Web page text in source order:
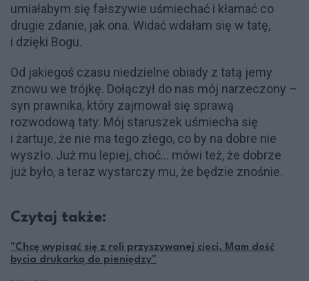
umiałabym się fałszywie uśmiechać i kłamać co
drugie zdanie, jak ona. Widać wdałam się w tatę,
i dzięki Bogu.
Od jakiegoś czasu niedzielne obiady z tatą jemy
znowu we trójkę. Dołączył do nas mój narzeczony –
syn prawnika, który zajmował się sprawą
rozwodową taty. Mój staruszek uśmiecha się
i żartuje, że nie ma tego złego, co by na dobre nie
wyszło. Już mu lepiej, choć… mówi też, że dobrze
już było, a teraz wystarczy mu, że będzie znośnie.
Czytaj także:
"Chcę wypisać się z roli przyszywanej cioci. Mam dość
bycia drukarką do pieniędzy"